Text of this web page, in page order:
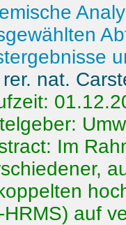
rer. nat.
Im
HRMS) auf